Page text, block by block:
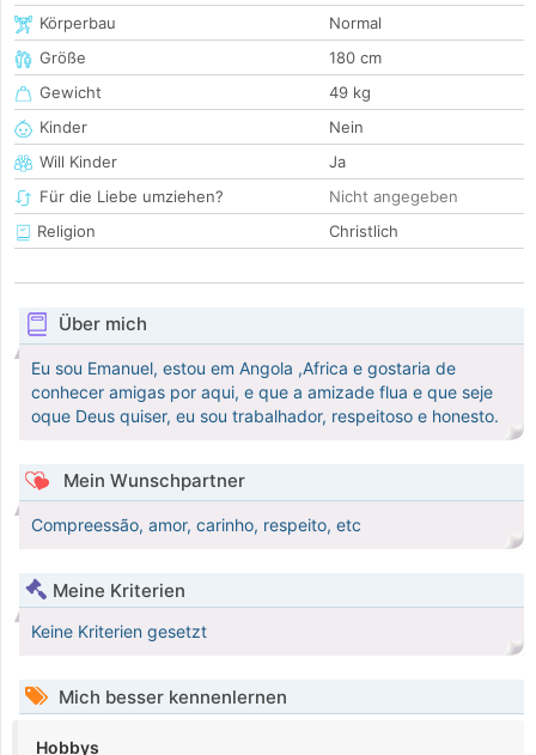
Körperbau
Normal
Größe
180 cm
Gewicht
49 kg
Kinder
Nein
Will Kinder
Ja
Für die Liebe umziehen?
Nicht angegeben
Religion
Christlich
Über mich
Eu sou Emanuel, estou em Angola ,Africa e gostaria de
conhecer amigas por aqui, e que a amizade flua e que seje
oque Deus quiser, eu sou trabalhador, respeitoso e honesto.
Mein Wunschpartner
Compreessão, amor, carinho, respeito, etc
Meine Kriterien
Keine Kriterien gesetzt
Mich besser kennenlernen
Hobbys